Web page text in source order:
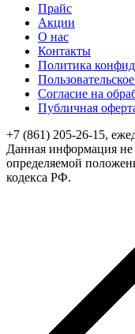
Прайс
Акции
О нас
Контакты
Политика
Согласие на
Публичная
+7 (861) 205-26-15,
Данная информация не
определяемой
кодекса РФ.